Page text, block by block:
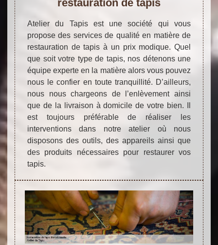
restauration de tapis
Atelier du Tapis est une société qui vous
propose des services de qualité en matière de
restauration de tapis à un prix modique. Quel
que soit votre type de tapis, nos détenons une
équipe experte en la matière alors vous pouvez
nous le confier en toute tranquillité. D’ailleurs,
nous nous chargeons de l’enlèvement ainsi
que de la livraison à domicile de votre bien. Il
est toujours préférable de réaliser les
interventions dans notre atelier où nous
disposons des outils, des appareils ainsi que
des produits nécessaires pour restaurer vos
tapis.